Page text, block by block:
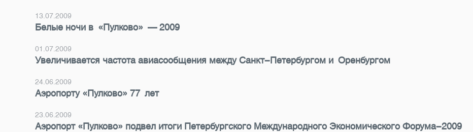
13.07.2009
Белые ночи в «Пулково» — 2009
01.07.2009
Увеличивается частота авиасообщения между Санкт-Петербургом и Оренбургом
24.06.2009
Аэропорту «Пулково» 77 лет
23.06.2009
Аэропорт «Пулково» подвел итоги Петербургского Международного Экономического Форума-2009